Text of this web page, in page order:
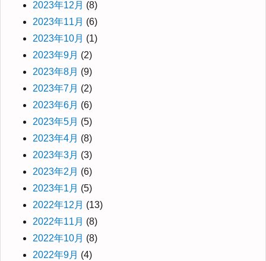
2023年12月 (8)
2023年11月 (6)
2023年10月 (1)
2023年9月 (2)
2023年8月 (9)
2023年7月 (2)
2023年6月 (6)
2023年5月 (5)
2023年4月 (8)
2023年3月 (3)
2023年2月 (6)
2023年1月 (5)
2022年12月 (13)
2022年11月 (8)
2022年10月 (8)
2022年9月 (4)